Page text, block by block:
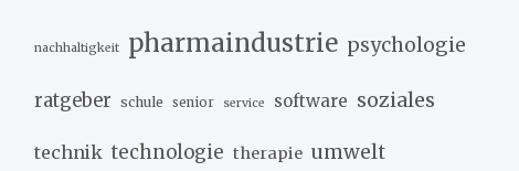
nachhaltigkeit pharmaindustrie psychologie
ratgeber schule senior service software soziales
technik technologie therapie umwelt